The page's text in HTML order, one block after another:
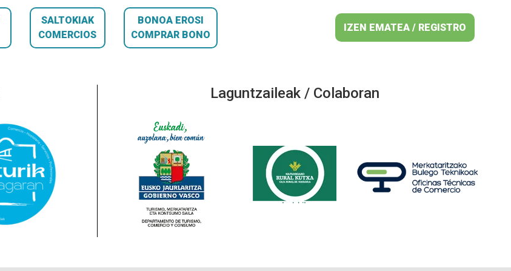
SALTOKIAK
COMERCIOS
BONOA EROSI
COMPRAR BONO
IZEN EMATEA / REGISTRO
Laguntzaileak / Colaboran